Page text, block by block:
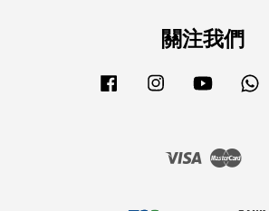
關注我們
Facebook Instagram YouTube
Visa Master